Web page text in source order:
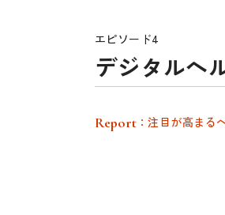
デジタルヘ
エピソード4
Report ：注目が高まる